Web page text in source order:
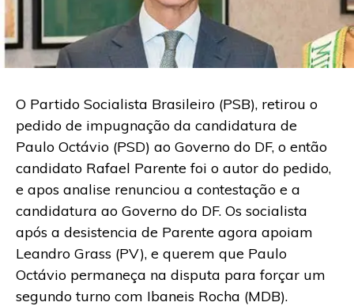
O Partido Socialista Brasileiro (PSB), retirou o
pedido de impugnação da candidatura de
Paulo Octávio (PSD) ao Governo do DF, o então
candidato Rafael Parente foi o autor do pedido,
e apos analise renunciou a contestação e a
candidatura ao Governo do DF. Os socialista
após a desistencia de Parente agora apoiam
Leandro Grass (PV), e querem que Paulo
Octávio permaneça na disputa para forçar um
segundo turno com Ibaneis Rocha (MDB).